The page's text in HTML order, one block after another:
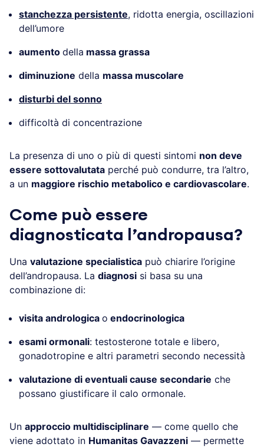
stanchezza persistente, ridotta energia, oscillazioni
dell’umore
aumento della massa grassa
diminuzione della massa muscolare
disturbi del sonno
difficoltà di concentrazione
La presenza di uno o più di questi sintomi non deve
essere sottovalutata perché può condurre, tra l’altro,
a un maggiore rischio metabolico e cardiovascolare.
Come può essere
diagnosticata l’andropausa?
Una valutazione specialistica può chiarire l’origine
dell’andropausa. La diagnosi si basa su una
combinazione di:
visita andrologica o endocrinologica
esami ormonali: testosterone totale e libero,
gonadotropine e altri parametri secondo necessità
valutazione di eventuali cause secondarie che
possano giustificare il calo ormonale.
Un approccio multidisciplinare — come quello che
viene adottato in Humanitas Gavazzeni — permette